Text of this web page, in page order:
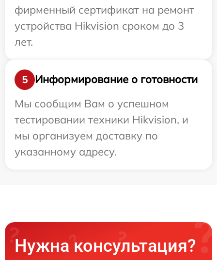
фирменный сертификат на ремонт
устройства Hikvision сроком до 3
лет.
5
Информирование о готовности
Мы сообщим Вам о успешном
тестировании техники Hikvision, и
мы организуем доставку по
указанному адресу.
Нужна консультация?